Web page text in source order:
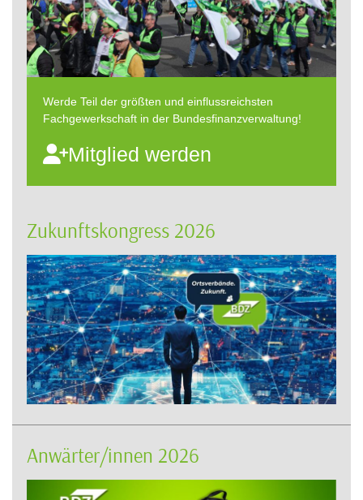
Werde Teil der größten und einflussreichsten
Fachgewerkschaft in der Bundesfinanzverwaltung!
Mitglied werden
Zukunftskongress 2026
Anwärter/innen 2026